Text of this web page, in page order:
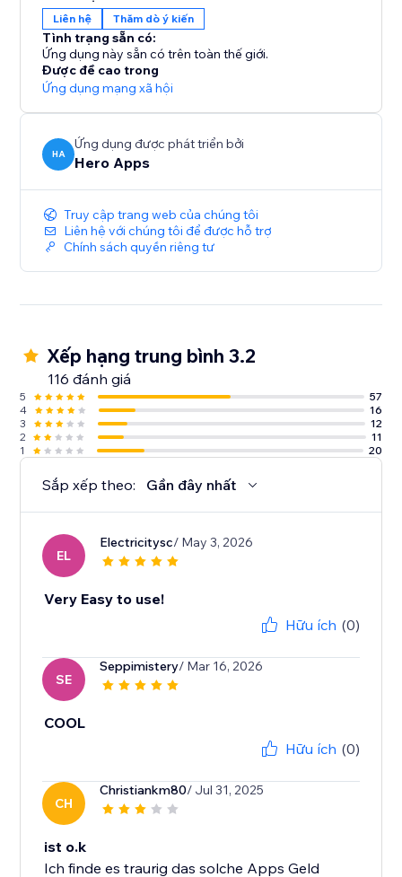
Liên hệ Thăm dò ý kiến
Tình trạng sẵn có:
Ứng dụng này sẵn có trên toàn thế giới.
Được đề cao trong
Ứng dụng mạng xã hội
HA
Ứng dụng được phát triển bởi
Hero Apps
Truy cập trang web của chúng tôi
Liên hệ với chúng tôi để được hỗ trợ
Chính sách quyền riêng tư
Xếp hạng trung bình 3.2
116 đánh giá
5
57
4
16
3
12
2
11
1
20
Sắp xếp theo: Gần đây nhất
EL
Electricitysc/ May 3, 2026
Very Easy to use!
Hữu ích (0)
SE
Seppimistery/ Mar 16, 2026
COOL
Hữu ích (0)
CH
Christiankm80/ Jul 31, 2025
ist o.k
Ich finde es traurig das solche Apps Geld